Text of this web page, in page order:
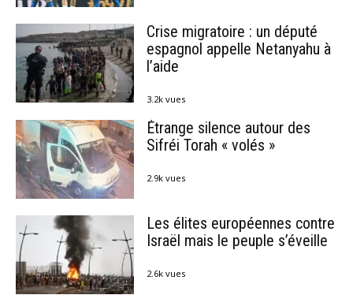
Crise migratoire : un député
espagnol appelle Netanyahu à
l’aide
3.2k vues
Étrange silence autour des
Sifréi Torah « volés »
2.9k vues
Les élites européennes contre
Israël mais le peuple s’éveille
2.6k vues